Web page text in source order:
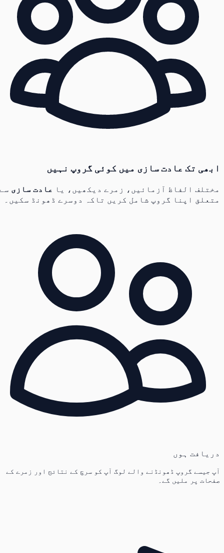
ابھی تک عادت سازی میں کوئی گروپ نہیں
مختلف الفاظ آزمائیں، زمرے دیکھیں، یا عادت سازیسے
متعلق اپنا گروپ شامل کریں تاکہ دوسرے ڈھونڈ سکیں۔
دریافت ہوں
آپ جیسے گروپ ڈھونڈنے والے لوگ آپ کو سرچ کے نتائج اور زمرے کے
صفحات پر ملیں گے۔